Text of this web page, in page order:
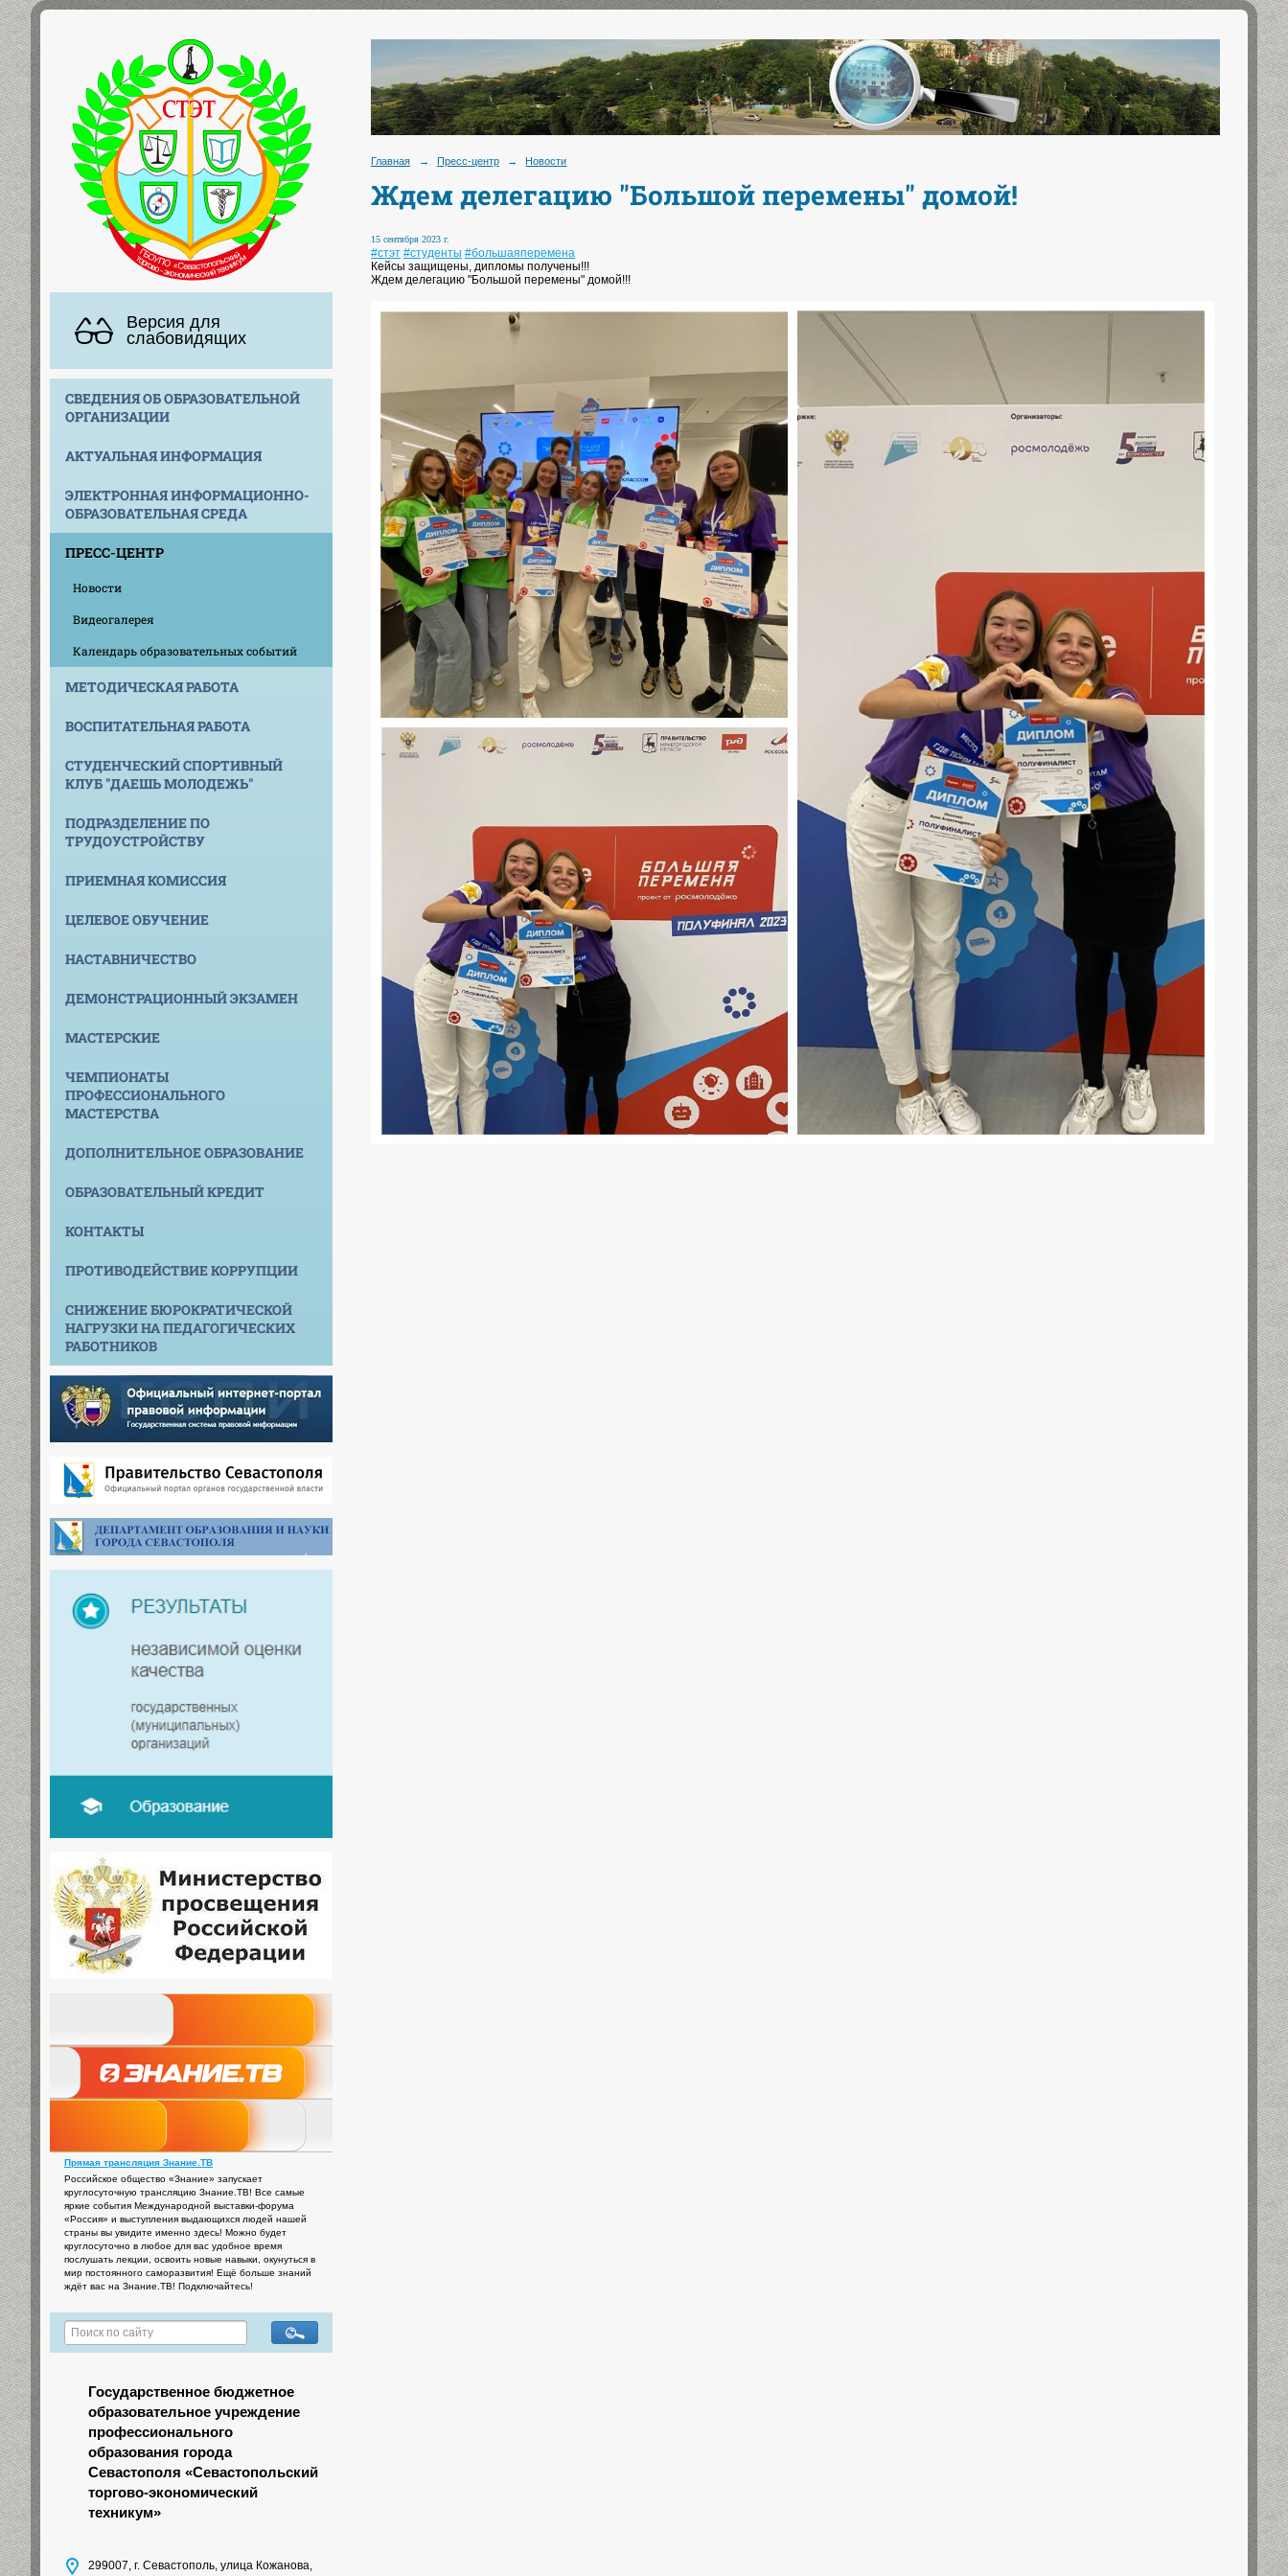
Версия для
слабовидящих
СВЕДЕНИЯ ОБ ОБРАЗОВАТЕЛЬНОЙ
ОРГАНИЗАЦИИ
АКТУАЛЬНАЯ ИНФОРМАЦИЯ
ЭЛЕКТРОННАЯ ИНФОРМАЦИОННО-
ОБРАЗОВАТЕЛЬНАЯ СРЕДА
ПРЕСС-ЦЕНТР
Новости
Видеогалерея
Календарь образовательных событий
МЕТОДИЧЕСКАЯ РАБОТА
ВОСПИТАТЕЛЬНАЯ РАБОТА
СТУДЕНЧЕСКИЙ СПОРТИВНЫЙ
КЛУБ "ДАЕШЬ МОЛОДЕЖЬ"
ПОДРАЗДЕЛЕНИЕ ПО
ТРУДОУСТРОЙСТВУ
ПРИЕМНАЯ КОМИССИЯ
ЦЕЛЕВОЕ ОБУЧЕНИЕ
НАСТАВНИЧЕСТВО
ДЕМОНСТРАЦИОННЫЙ ЭКЗАМЕН
МАСТЕРСКИЕ
ЧЕМПИОНАТЫ
ПРОФЕССИОНАЛЬНОГО
МАСТЕРСТВА
ДОПОЛНИТЕЛЬНОЕ ОБРАЗОВАНИЕ
ОБРАЗОВАТЕЛЬНЫЙ КРЕДИТ
КОНТАКТЫ
ПРОТИВОДЕЙСТВИЕ КОРРУПЦИИ
СНИЖЕНИЕ БЮРОКРАТИЧЕСКОЙ
НАГРУЗКИ НА ПЕДАГОГИЧЕСКИХ
РАБОТНИКОВ
Прямая трансляция Знание.ТВ
Российское общество «Знание» запускает
круглосуточную трансляцию Знание.ТВ! Все самые
яркие события Международной выставки-форума
«Россия» и выступления выдающихся людей нашей
страны вы увидите именно здесь! Можно будет
круглосуточно в любое для вас удобное время
послушать лекции, освоить новые навыки, окунуться в
мир постоянного саморазвития! Ещё больше знаний
ждёт вас на Знание.ТВ! Подключайтесь!
Государственное бюджетное
образовательное учреждение
профессионального
образования города
Севастополя «Севастопольский
торгово-экономический
техникум»
299007, г. Севастополь, улица Кожанова,
Главная → Пресс-центр → Новости
Ждем делегацию "Большой перемены" домой!
15 сентября 2023 г.
#стэт #студенты #большаяперемена
Кейсы защищены, дипломы получены!!!
Ждем делегацию "Большой перемены" домой!!!